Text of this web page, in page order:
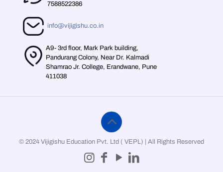
7588522386
info@vijigishu.co.in
A9- 3rd floor, Mark Park building,
Pandurang Colony, Near Dr. Kalmadi
Shamrao Jr. College, Erandwane, Pune
411038
© 2024 Vijigishu Education Pvt. Ltd ( VEPL) | All Rights Reserved